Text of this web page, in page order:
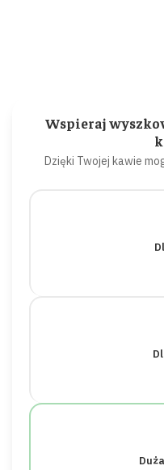
Wspieraj
Dzięki Twojej kawie